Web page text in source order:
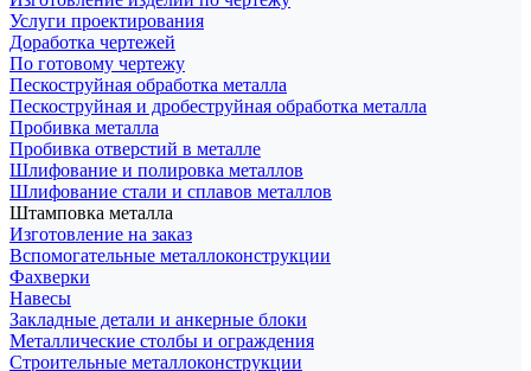
Услуги проектирования
Доработка чертежей
По готовому чертежу
Пескоструйная обработка металла
Пескоструйная и дробеструйная обработка металла
Пробивка металла
Пробивка отверстий в металле
Шлифование и полировка металлов
Шлифование стали и сплавов металлов
Штамповка металла
Изготовление на заказ
Вспомогательные металлоконструкции
Фахверки
Навесы
Закладные детали и анкерные блоки
Металлические столбы и ограждения
Строительные металлоконструкции